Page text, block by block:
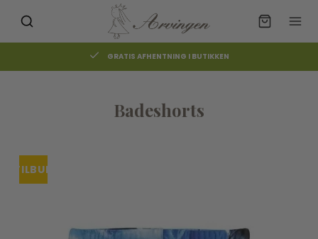
GRATIS AFHENTNING I BUTIKKEN
Badeshorts
TILBUD